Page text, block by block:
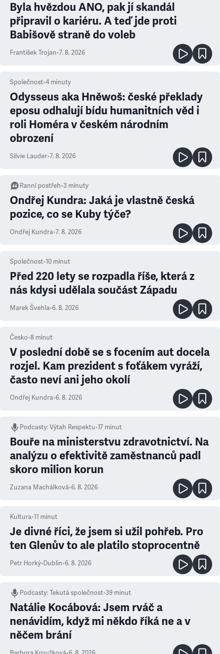
Byla hvězdou ANO, pak jí skandál
připravil o kariéru. A teď jde proti
Babišově straně do voleb
František Trojan•7. 8. 2026
Společnost•4 minuty
Odysseus aka Hněwoš: české překlady
eposu odhalují bídu humanitních věd i
roli Homéra v českém národním
obrození
Silvie Lauder•7. 8. 2026
Ranní postřeh•3 minuty
Ondřej Kundra: Jaká je vlastně česká
pozice, co se Kuby týče?
Ondřej Kundra•7. 8. 2026
Společnost•10 minut
Před 220 lety se rozpadla říše, která z
nás kdysi udělala součást Západu
Marek Švehla•6. 8. 2026
Česko•8 minut
V poslední době se s focením aut docela
rozjel. Kam prezident s foťákem vyráží,
často neví ani jeho okolí
Ondřej Kundra•6. 8. 2026
Podcasty:Výtah Respektu•17 minut
Bouře na ministerstvu zdravotnictví. Na
analýzu o efektivitě zaměstnanců padl
skoro milion korun
Zuzana Machálková•6. 8. 2026
Kultura•11 minut
Je divné říci, že jsem si užil pohřeb. Pro
ten Glenův to ale platilo stoprocentně
Petr Horký•Dublin•6. 8. 2026
Podcasty:Tekutá společnost•39 minut
Natálie Kocábová: Jsem rváč a
nenávidím, když mi někdo říká ne a v
něčem brání